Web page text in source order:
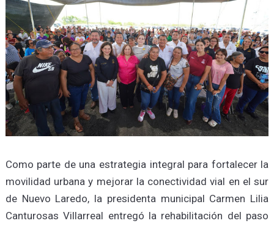
Como parte de una estrategia integral para fortalecer la
movilidad urbana y mejorar la conectividad vial en el sur
de Nuevo Laredo, la presidenta municipal Carmen Lilia
Canturosas Villarreal entregó la rehabilitación del paso